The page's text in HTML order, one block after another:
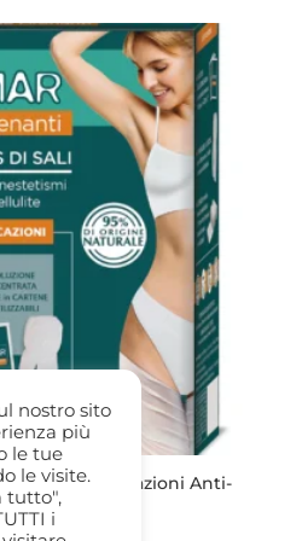
3 applicazioni Anti-
nostro sito
più
le tue
le visite.
tutto",
i